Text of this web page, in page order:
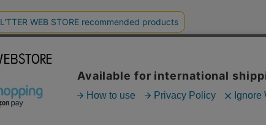
LIMITED SHEL’TTER GREEN
JAPAN LIMITED ALL RIGHTS RESERVED.